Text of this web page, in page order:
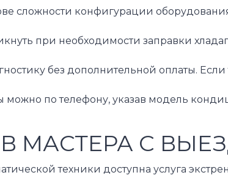
сложности конфигурации
при необходимости заправки
без дополнительной оплаты.
можно по телефону, указав модель
МАСТЕРА С
техники доступна услуга